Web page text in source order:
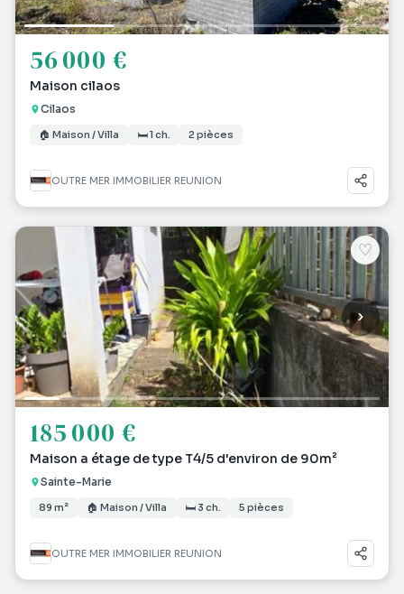
56 000 €
Maison cilaos
Cilaos
🏠 Maison / Villa 🛏 1 ch. 2 pièces
OUTRE MER IMMOBILIER REUNION
♡
185 000 €
Maison a étage de type T4/5 d'environ de 90m²
Sainte-Marie
89 m² 🏠 Maison / Villa 🛏 3 ch. 5 pièces
OUTRE MER IMMOBILIER REUNION